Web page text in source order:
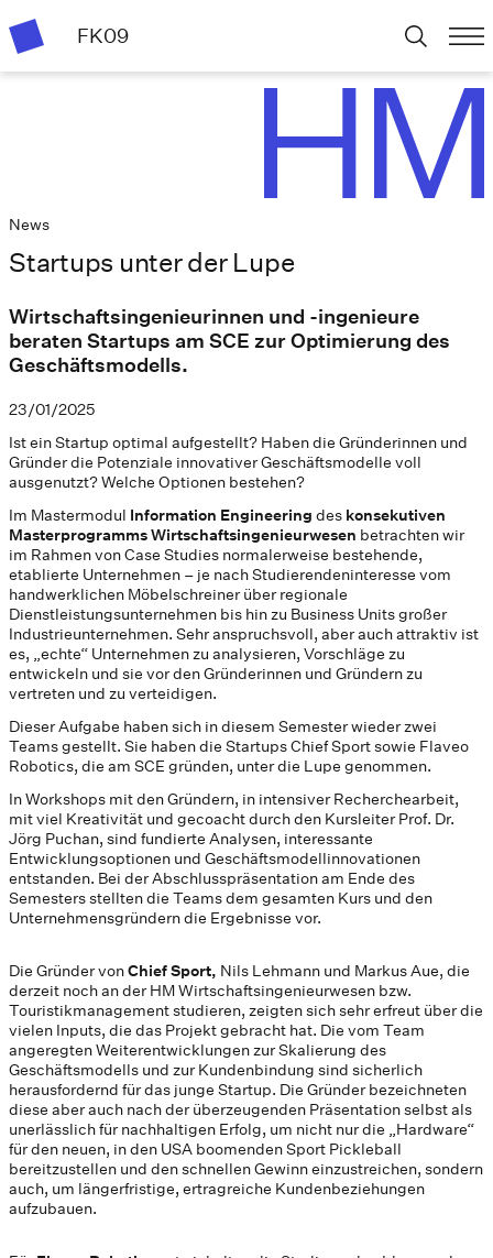
FK09
News
Startups unter der Lupe
Wirtschaftsingenieurinnen und -ingenieure
beraten Startups am SCE zur Optimierung des
Geschäftsmodells.
23/01/2025
Ist ein Startup optimal aufgestellt? Haben die Gründerinnen und
Gründer die Potenziale innovativer Geschäftsmodelle voll
ausgenutzt? Welche Optionen bestehen?
Im Mastermodul Information Engineering des konsekutiven
Masterprogramms Wirtschaftsingenieurwesen betrachten wir
im Rahmen von Case Studies normalerweise bestehende,
etablierte Unternehmen – je nach Studierendeninteresse vom
handwerklichen Möbelschreiner über regionale
Dienstleistungsunternehmen bis hin zu Business Units großer
Industrieunternehmen. Sehr anspruchsvoll, aber auch attraktiv ist
es, „echte“ Unternehmen zu analysieren, Vorschläge zu
entwickeln und sie vor den Gründerinnen und Gründern zu
vertreten und zu verteidigen.
Dieser Aufgabe haben sich in diesem Semester wieder zwei
Teams gestellt. Sie haben die Startups Chief Sport sowie Flaveo
Robotics, die am SCE gründen, unter die Lupe genommen.
In Workshops mit den Gründern, in intensiver Recherchearbeit,
mit viel Kreativität und gecoacht durch den Kursleiter Prof. Dr.
Jörg Puchan, sind fundierte Analysen, interessante
Entwicklungsoptionen und Geschäftsmodellinnovationen
entstanden. Bei der Abschlusspräsentation am Ende des
Semesters stellten die Teams dem gesamten Kurs und den
Unternehmensgründern die Ergebnisse vor.
Die Gründer vonChief Sport, Nils Lehmann und Markus Aue, die
derzeit noch an der HM Wirtschaftsingenieurwesen bzw.
Touristikmanagement studieren, zeigten sich sehr erfreut über die
vielen Inputs, die das Projekt gebracht hat. Die vom Team
angeregten Weiterentwicklungen zur Skalierung des
Geschäftsmodells und zur Kundenbindung sind sicherlich
herausfordernd für das junge Startup. Die Gründer bezeichneten
diese aber auch nach der überzeugenden Präsentation selbst als
unerlässlich für nachhaltigen Erfolg, um nicht nur die „Hardware“
für den neuen, in den USA boomenden Sport Pickleball
bereitzustellen und den schnellen Gewinn einzustreichen, sondern
auch, um längerfristige, ertragreiche Kundenbeziehungen
aufzubauen.